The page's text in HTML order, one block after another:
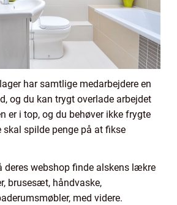
har samtlige medarbejdere en
og du kan trygt overlade arbejdet
er i top, og du behøver ikke frygte
spilde penge på at fikse
deres webshop finde alskens lækre
brusesæt, håndvaske,
med videre.